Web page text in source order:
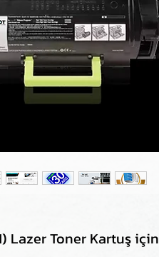
Lazer Toner Kartuş için